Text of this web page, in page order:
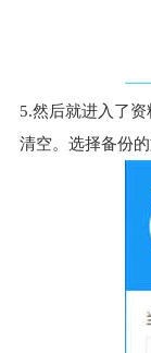
5.然后就进入了
清空。选择备份